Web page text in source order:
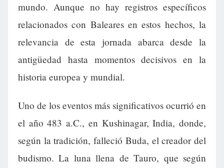
mundo. Aunque no hay registros específicos
relacionados con Baleares en estos hechos, la
relevancia de esta jornada abarca desde la
antigüedad hasta momentos decisivos en la
historia europea y mundial.
Uno de los eventos más significativos ocurrió en
el año 483 a.C., en Kushinagar, India, donde,
según la tradición, falleció Buda, el creador del
budismo. La luna llena de Tauro, que según